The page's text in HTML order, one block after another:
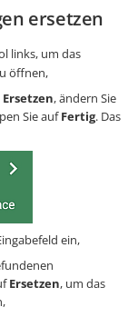
ersetzen
links, um das
öffnen,
, ändern Sie
Sie aufFertig. Das
ein,
Ersetzen, um das